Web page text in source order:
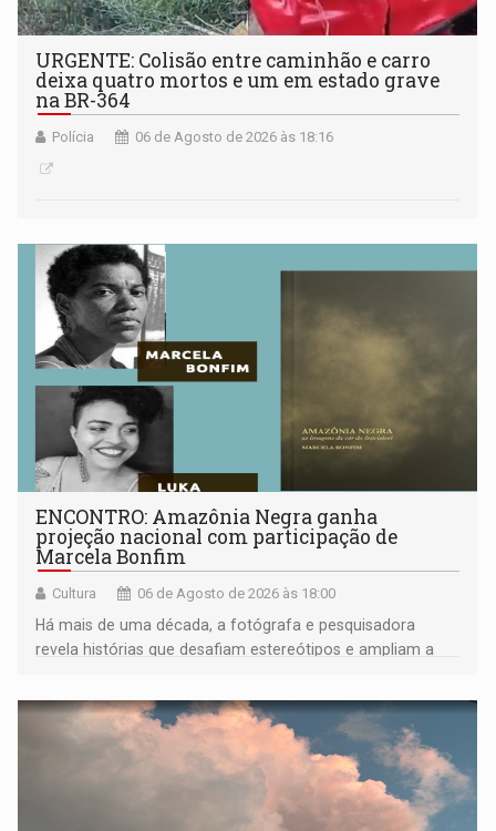
URGENTE: Colisão entre caminhão e carro
deixa quatro mortos e um em estado grave
na BR-364
Polícia 06 de Agosto de 2026 às 18:16
ENCONTRO: Amazônia Negra ganha
projeção nacional com participação de
Marcela Bonfim
Cultura 06 de Agosto de 2026 às 18:00
Há mais de uma década, a fotógrafa e pesquisadora
revela histórias que desafiam estereótipos e ampliam a
negras